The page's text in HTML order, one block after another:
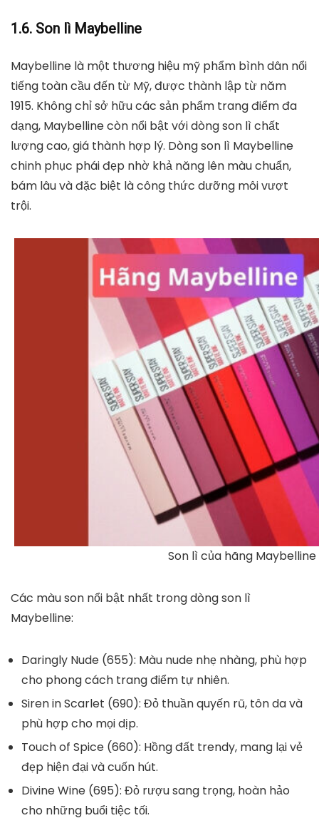
1.6. Son lì Maybelline
Maybelline là một thương hiệu mỹ phẩm bình dân nổi
tiếng toàn cầu đến từ Mỹ, được thành lập từ năm
1915. Không chỉ sở hữu các sản phẩm trang điểm đa
dạng, Maybelline còn nổi bật với dòng son lì chất
lượng cao, giá thành hợp lý. Dòng son lì Maybelline
chinh phục phái đẹp nhờ khả năng lên màu chuẩn,
bám lâu và đặc biệt là công thức dưỡng môi vượt
trội.
Son lì của hãng Maybelline
Các màu son nổi bật nhất trong dòng son lì
Maybelline:
Daringly Nude (655): Màu nude nhẹ nhàng, phù hợp
cho phong cách trang điểm tự nhiên.
Siren in Scarlet (690): Đỏ thuần quyến rũ, tôn da và
phù hợp cho mọi dịp.
Touch of Spice (660): Hồng đất trendy, mang lại vẻ
đẹp hiện đại và cuốn hút.
Divine Wine (695): Đỏ rượu sang trọng, hoàn hảo
cho những buổi tiệc tối.